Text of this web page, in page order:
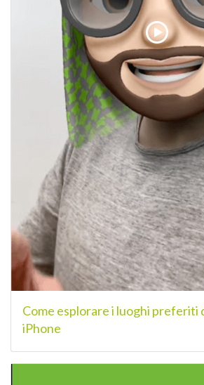
Come esplorare i luoghi preferiti
iPhone